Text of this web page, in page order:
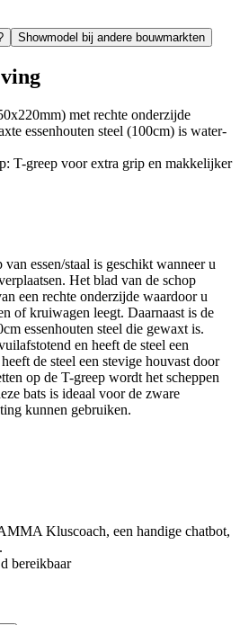
Showmodel bij andere bouwmarkten
met rechte onderzijde
essenhouten steel (100cm) is water-
T-greep voor extra grip en makkelijker
essen/staal is geschikt wanneer u
Het blad van de schop
een rechte onderzijde waardoor u
of kruiwagen leegt. Daarnaast is de
essenhouten steel die gewaxt is.
en heeft de steel een
de steel een stevige houvast door
op de T-greep wordt het scheppen
bats is ideaal voor de zware
kunnen gebruiken.
Kluscoach, een handige chatbot,
bereikbaar